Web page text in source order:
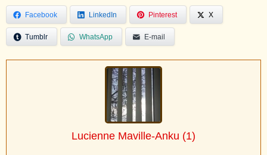
Facebook LinkedIn Pinterest X
Tumblr WhatsApp E-mail
Lucienne Maville-Anku (1)